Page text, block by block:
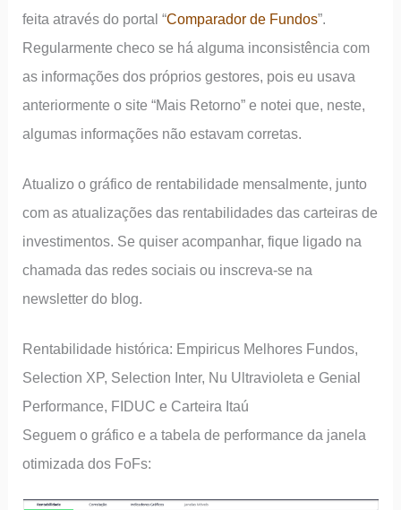
feita através do portal “Comparador de Fundos”.
Regularmente checo se há alguma inconsistência com
as informações dos próprios gestores, pois eu usava
anteriormente o site “Mais Retorno” e notei que, neste,
algumas informações não estavam corretas.
Atualizo o gráfico de rentabilidade mensalmente, junto
com as atualizações das rentabilidades das carteiras de
investimentos. Se quiser acompanhar, fique ligado na
chamada das redes sociais ou inscreva-se na
newsletter do blog.
Rentabilidade histórica: Empiricus Melhores Fundos,
Selection XP, Selection Inter, Nu Ultravioleta e Genial
Performance, FIDUC e Carteira Itaú
Seguem o gráfico e a tabela de performance da janela
otimizada dos FoFs: